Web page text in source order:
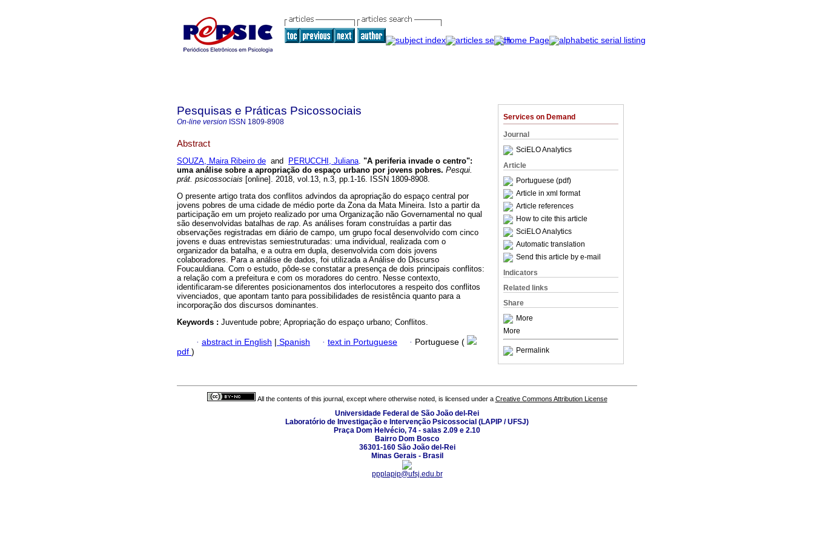
Services on Demand
Journal
SciELO Analytics
Article
Portuguese (pdf)
Article in xml format
Article references
How to cite this article
SciELO Analytics
Automatic translation
Send this article by e-mail
Indicators
Related links
Share
More
More
Permalink
Pesquisas e Práticas Psicossociais
On-line version ISSN 1809-8908
Abstract
SOUZA, Maira Ribeiro de and PERUCCHI, Juliana. "A periferia invade o centro":
uma análise sobre a apropriação do espaço urbano por jovens pobres. Pesqui.
prát. psicossociais [online]. 2018, vol.13, n.3, pp.1-16. ISSN 1809-8908.
O presente artigo trata dos conflitos advindos da apropriação do espaço central por
jovens pobres de uma cidade de médio porte da Zona da Mata Mineira. Isto a partir da
participação em um projeto realizado por uma Organização não Governamental no qual
são desenvolvidas batalhas de rap. As análises foram construídas a partir das
observações registradas em diário de campo, um grupo focal desenvolvido com cinco
jovens e duas entrevistas semiestruturadas: uma individual, realizada com o
organizador da batalha, e a outra em dupla, desenvolvida com dois jovens
colaboradores. Para a análise de dados, foi utilizada a Análise do Discurso
Foucauldiana. Com o estudo, pôde-se constatar a presença de dois principais conflitos:
a relação com a prefeitura e com os moradores do centro. Nesse contexto,
identificaram-se diferentes posicionamentos dos interlocutores a respeito dos conflitos
vivenciados, que apontam tanto para possibilidades de resistência quanto para a
incorporação dos discursos dominantes.
Keywords : Juventude pobre; Apropriação do espaço urbano; Conflitos.
· abstract in English | Spanish · text in Portuguese · Portuguese (
pdf )
All the contents of this journal, except where otherwise noted, is licensed under a Creative Commons Attribution License
Universidade Federal de São João del-Rei
Laboratório de Investigação e Intervenção Psicossocial (LAPIP / UFSJ)
Praça Dom Helvécio, 74 - salas 2.09 e 2.10
Bairro Dom Bosco
36301-160 São João del-Rei
Minas Gerais - Brasil
ppplapip@ufsj.edu.br